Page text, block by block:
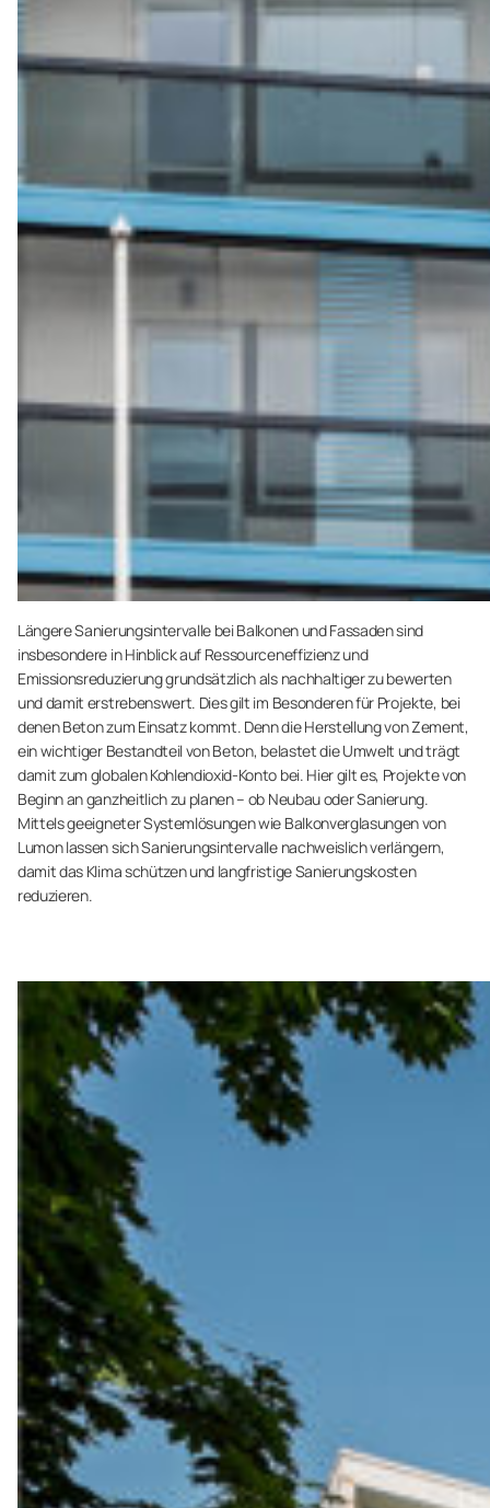
Längere Sanierungsintervalle bei Balkonen und Fassaden sind
insbesondere in Hinblick auf Ressourceneffizienz und
Emissionsreduzierung grundsätzlich als nachhaltiger zu bewerten
und damit erstrebenswert. Dies gilt im Besonderen für Projekte, bei
denen Beton zum Einsatz kommt. Denn die Herstellung von Zement,
ein wichtiger Bestandteil von Beton, belastet die Umwelt und trägt
damit zum globalen Kohlendioxid-Konto bei. Hier gilt es, Projekte von
Beginn an ganzheitlich zu planen – ob Neubau oder Sanierung.
Mittels geeigneter Systemlösungen wie Balkonverglasungen von
Lumon lassen sich Sanierungsintervalle nachweislich verlängern,
damit das Klima schützen und langfristige Sanierungskosten
reduzieren.